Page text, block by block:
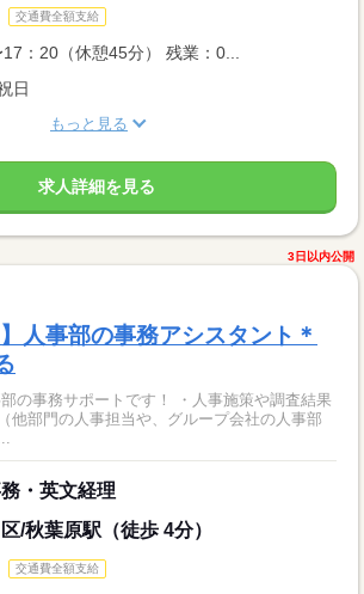
交通費全額支給
：20（休憩45分） 残業：0...
日
もっと見る
求人詳細を見る
3日以内公開
人事部の事務アシスタント＊
部の事務サポートです！ ・人事施策や調査結果
他部門の人事担当や、グループ会社の人事部
・英文経理
/秋葉原駅（徒歩 4分）
交通費全額支給